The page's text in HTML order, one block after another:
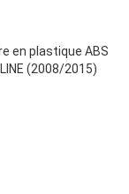
en plastique ABS
(2008/2015)